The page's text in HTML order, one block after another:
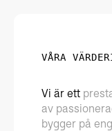
VÅRA
Vi är ett
av
bygger på